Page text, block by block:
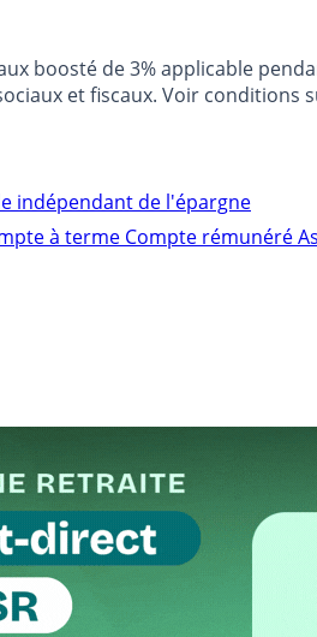
boosté de 3% applicable
et fiscaux. Voir conditions
indépendant de l'épargne
à terme Compte rémunéré